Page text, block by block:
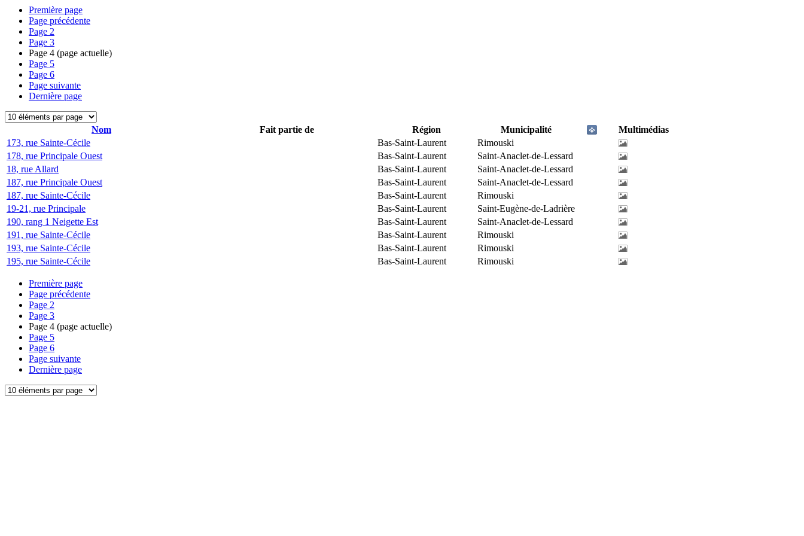
Première page
Page précédente
Page 2
Page 3
Page 4 (page actuelle)
Page 5
Page 6
Page suivante
Dernière page
Nom Fait partie de Région Municipalité
Multimédias
173, rue Sainte-Cécile
Bas-Saint-Laurent
Rimouski
178, rue Principale Ouest
Bas-Saint-Laurent
Saint-Anaclet-de-Lessard
18, rue Allard
Bas-Saint-Laurent
Saint-Anaclet-de-Lessard
187, rue Principale Ouest
Bas-Saint-Laurent
Saint-Anaclet-de-Lessard
187, rue Sainte-Cécile
Bas-Saint-Laurent
Rimouski
19-21, rue Principale
Bas-Saint-Laurent
Saint-Eugène-de-Ladrière
190, rang 1 Neigette Est
Bas-Saint-Laurent
Saint-Anaclet-de-Lessard
191, rue Sainte-Cécile
Bas-Saint-Laurent
Rimouski
193, rue Sainte-Cécile
Bas-Saint-Laurent
Rimouski
195, rue Sainte-Cécile
Bas-Saint-Laurent Rimouski
Première page
Page précédente
Page 2
Page 3
Page 4 (page actuelle)
Page 5
Page 6
Page suivante
Dernière page